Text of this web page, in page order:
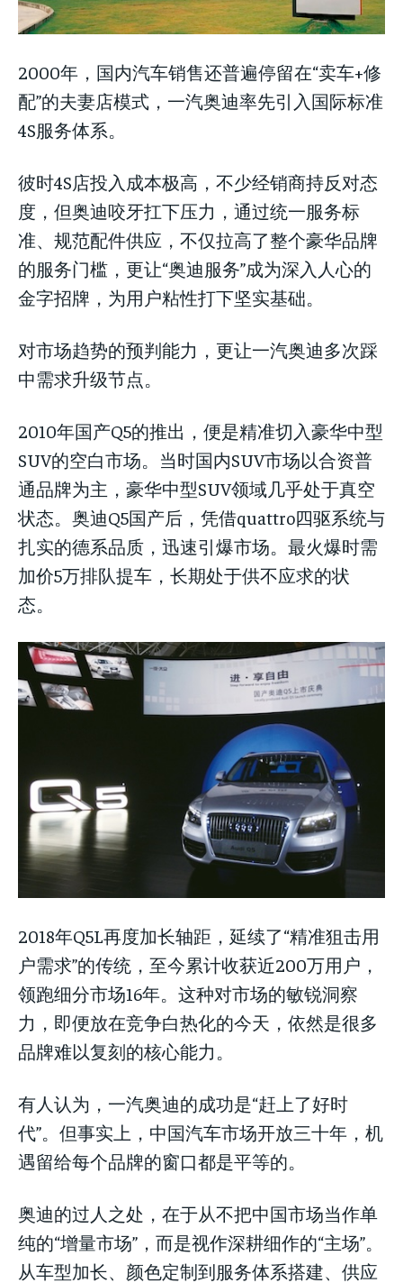
2000年，国内汽车销售还普遍停留在“卖车+修
配”的夫妻店模式，一汽奥迪率先引入国际标准
4S服务体系。
彼时4S店投入成本极高，不少经销商持反对态
度，但奥迪咬牙扛下压力，通过统一服务标
准、规范配件供应，不仅拉高了整个豪华品牌
的服务门槛，更让“奥迪服务”成为深入人心的
金字招牌，为用户粘性打下坚实基础。
对市场趋势的预判能力，更让一汽奥迪多次踩
中需求升级节点。
2010年国产Q5的推出，便是精准切入豪华中型
SUV的空白市场。当时国内SUV市场以合资普
通品牌为主，豪华中型SUV领域几乎处于真空
状态。奥迪Q5国产后，凭借quattro四驱系统与
扎实的德系品质，迅速引爆市场。最火爆时需
加价5万排队提车，长期处于供不应求的状
态。
2018年Q5L再度加长轴距，延续了“精准狙击用
户需求”的传统，至今累计收获近200万用户，
领跑细分市场16年。这种对市场的敏锐洞察
力，即便放在竞争白热化的今天，依然是很多
品牌难以复刻的核心能力。
有人认为，一汽奥迪的成功是“赶上了好时
代”。但事实上，中国汽车市场开放三十年，机
遇留给每个品牌的窗口都是平等的。
奥迪的过人之处，在于从不把中国市场当作单
纯的“增量市场”，而是视作深耕细作的“主场”。
从车型加长、颜色定制到服务体系搭建、供应